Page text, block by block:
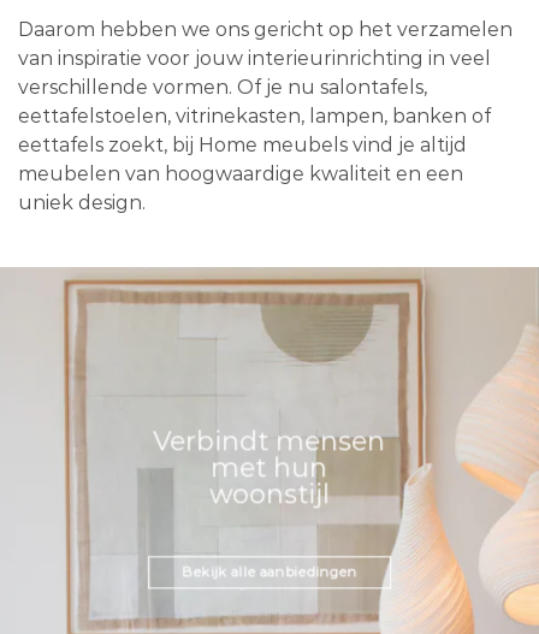
Daarom hebben we ons gericht op het verzamelen
van inspiratie voor jouw interieurinrichting in veel
verschillende vormen. Of je nu salontafels,
eettafelstoelen, vitrinekasten, lampen, banken of
eettafels zoekt, bij Home meubels vind je altijd
meubelen van hoogwaardige kwaliteit en een
uniek design.
Verbindt mensen
met hun
woonstijl
Bekijk alle aanbiedingen